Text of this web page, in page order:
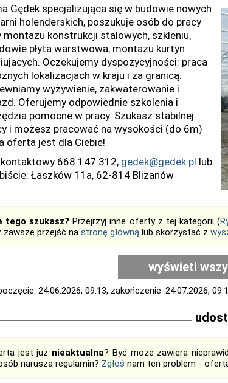
Gędek specjalizująca się w budowie nowych
holenderskich, poszukuje osób do pracy
montazu konstrukcji stalowych, szkleniu,
płyta warstwowa, montazu kurtyn
Oczekujemy dyspozycyjności: praca
lokalizacjach w kraju i za granicą.
wyżywienie, zakwaterowanie i
Oferujemy odpowiednie szkolenia i
pomocne w pracy. Szukasz stabilnej
i możesz pracować na wysokości (do 6m)
oferta jest dla Ciebie!
kontaktowy 668 147 312, gedek@gedek.pl lub
Łaszków 11a, 62-814 Blizanów
tego szukasz? Przejrzyj inne oferty z tej kategorii (
zawsze przejść na stronę główną lub skorzystać z
wyświetl
24.06.2026, 09:13, zakończenie: 24.07.2026,
jest już nieaktualna? Być może zawiera
narusza regulamin? Zgłoś nam ten problem -